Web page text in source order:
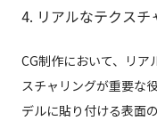
4. リアルなテクスチ
CG制作において、リア
スチャリングが重要な
デルに貼り付ける表面